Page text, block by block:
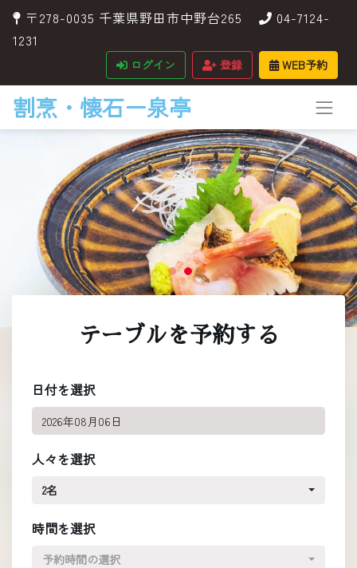
〒278-0035 千葉県野田市中野台265
04-7124-
1231
ログイン 登録 WEB予約
割烹・懐石ー泉亭
テーブルを予約する
日付を選択
人々を選択
2名
時間を選択
予約時間の選択